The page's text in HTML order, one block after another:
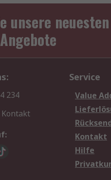
unsere neuesten
234
Service
Value
Kontakt
Hilfe